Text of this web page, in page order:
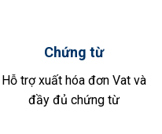
Chứng từ
Hỗ trợ xuất hóa đơn Vat và
đầy đủ chứng từ